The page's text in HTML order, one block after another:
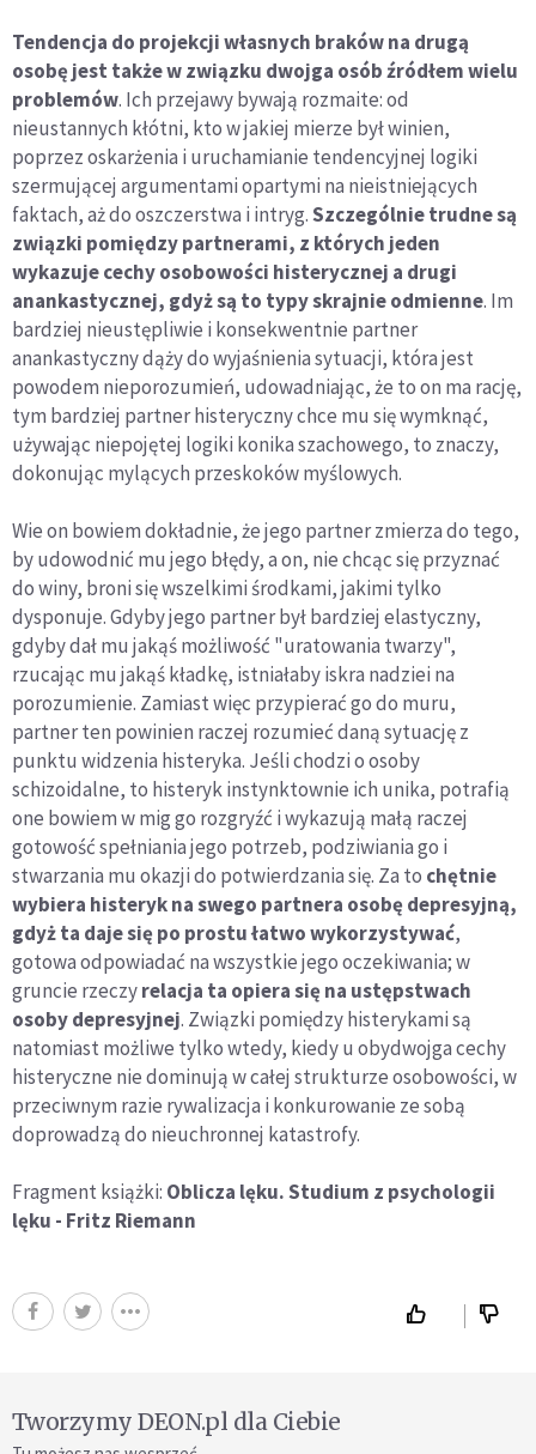
Tendencja do projekcji własnych braków na drugą
osobę jest także w związku dwojga osób źródłem wielu
problemów. Ich przejawy bywają rozmaite: od
nieustannych kłótni, kto w jakiej mierze był winien,
poprzez oskarżenia i uruchamianie tendencyjnej logiki
szermującej argumentami opartymi na nieistniejących
faktach, aż do oszczerstwa i intryg.Szczególnie trudne są
związki pomiędzy partnerami, z których jeden
wykazuje cechy osobowości histerycznej a drugi
anankastycznej, gdyż są to typy skrajnie odmienne. Im
bardziej nieustępliwie i konsekwentnie partner
anankastyczny dąży do wyjaśnienia sytuacji, która jest
powodem nieporozumień, udowadniając, że to on ma rację,
tym bardziej partner histeryczny chce mu się wymknąć,
używając niepojętej logiki konika szachowego, to znaczy,
dokonując mylących przeskoków myślowych.
Wie on bowiem dokładnie, że jego partner zmierza do tego,
by udowodnić mu jego błędy, a on, nie chcąc się przyznać
do winy, broni się wszelkimi środkami, jakimi tylko
dysponuje. Gdyby jego partner był bardziej elastyczny,
gdyby dał mu jakąś możliwość "uratowania twarzy",
rzucając mu jakąś kładkę, istniałaby iskra nadziei na
porozumienie. Zamiast więc przypierać go do muru,
partner ten powinien raczej rozumieć daną sytuację z
punktu widzenia histeryka. Jeśli chodzi o osoby
schizoidalne, to histeryk instynktownie ich unika, potrafią
one bowiem w mig go rozgryźć i wykazują małą raczej
gotowość spełniania jego potrzeb, podziwiania go i
stwarzania mu okazji do potwierdzania się. Za to chętnie
wybiera histeryk na swego partnera osobę depresyjną,
gdyż ta daje się po prostu łatwo wykorzystywać,
gotowa odpowiadać na wszystkie jego oczekiwania; w
gruncie rzeczyrelacja ta opiera się na ustępstwach
osoby depresyjnej. Związki pomiędzy histerykami są
natomiast możliwe tylko wtedy, kiedy u obydwojga cechy
histeryczne nie dominują w całej strukturze osobowości, w
przeciwnym razie rywalizacja i konkurowanie ze sobą
doprowadzą do nieuchronnej katastrofy.
Fragment książki: Oblicza lęku. Studium z psychologii
lęku - Fritz Riemann
Tworzymy DEON.pl dla Ciebie